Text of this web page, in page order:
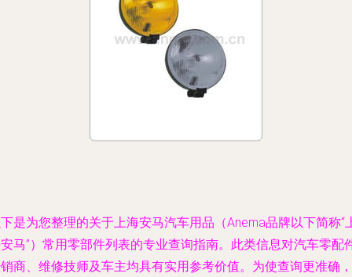
是为您整理的关于上海安马汽车用品（Anema品牌以下简称“
马”）常用零部件列表的专业查询指南。此类信息对汽车零配
商、维修技师及车主均具有实用参考价值。为使查询更准确，